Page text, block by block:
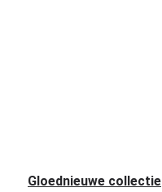
Gloednieuwe collectie